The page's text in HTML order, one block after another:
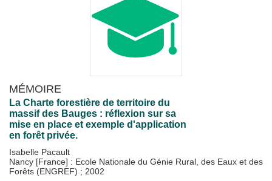
MÉMOIRE
La Charte forestière de territoire du
massif des Bauges : réflexion sur sa
mise en place et exemple d'application
en forêt privée.
Isabelle Pacault
Nancy [France] : Ecole Nationale du Génie Rural, des Eaux et des
Forêts (ENGREF) ; 2002